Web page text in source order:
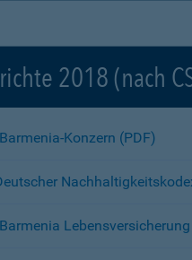
2018 (nach
Konzern (PDF)
Lebensversicherung